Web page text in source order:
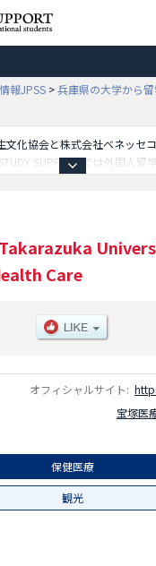
報JPSS >兵庫県の大学から
文化協会と株式会社ベネッセ
SUPPORTでは外国人留
、募集定員や合格者数など
に必要な情報を掲載している
Takarazuka
Care
オフィシャルサイト:
宝塚医
保健医療
観光